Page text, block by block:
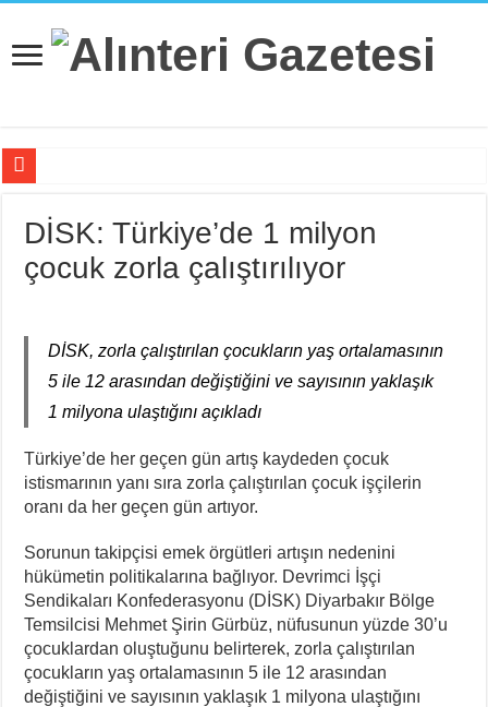
İsviçre’nin İade Ettiği Bahar Yalçınkaya Türkiye’de Tutuklandı
Fail Erkekler Yargıda Hem Suçlu Hem Güçlü!
Lenin: “Engels’in Yaşamı Her İşçi Tarafından Bilinmelidir”
Bir Mezar Taşı Peşinden 88 Yaşında Strazburg’tan Cûdî’ye
II. Enternasyonal’in Sosyalizm Anlayışının 2.0 Versiyonu
Stuttgart’ta Kadın Katliamı Girişimine Karşı Kadınlar
Cezaevindeki 14. Gününde Özcan Aksu İşkenceyle mi Katledildi?
DİSK: Türkiye’de 1 milyon
çocuk zorla çalıştırılıyor
DİSK, zorla çalıştırılan çocukların yaş ortalamasının
5 ile 12 arasından değiştiğini ve sayısının yaklaşık
1 milyona ulaştığını açıkladı
Türkiye’de her geçen gün artış kaydeden çocuk
istismarının yanı sıra zorla çalıştırılan çocuk işçilerin
oranı da her geçen gün artıyor.
Sorunun takipçisi emek örgütleri artışın nedenini
hükümetin politikalarına bağlıyor. Devrimci İşçi
Sendikaları Konfederasyonu (DİSK) Diyarbakır Bölge
Temsilcisi Mehmet Şirin Gürbüz, nüfusunun yüzde 30’u
çocuklardan oluştuğunu belirterek, zorla çalıştırılan
çocukların yaş ortalamasının 5 ile 12 arasından
değiştiğini ve sayısının yaklaşık 1 milyona ulaştığını